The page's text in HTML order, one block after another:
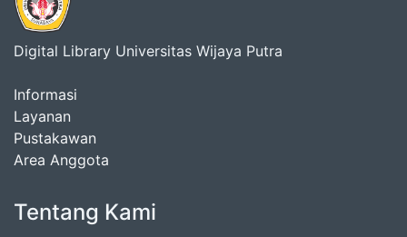
Digital Library Universitas Wijaya Putra
Informasi
Layanan
Pustakawan
Area Anggota
Tentang Kami